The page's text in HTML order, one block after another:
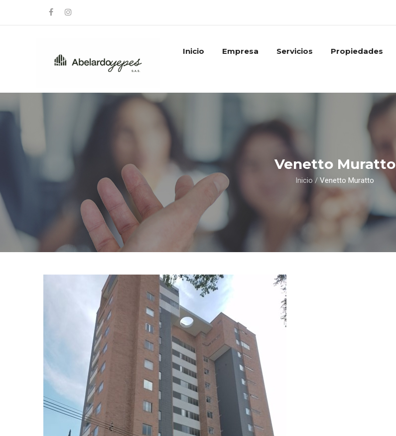
Inicio Empresa Servicios Propiedades
Venetto Muratto
Inicio / Venetto Muratto